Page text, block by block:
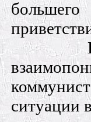
ситуации